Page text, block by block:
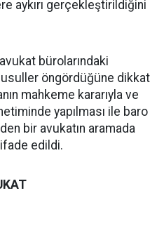
aykırı gerçekleştirildiğini
bürolarındaki
usuller öngördüğüne dikkat
mahkeme kararıyla ve
yapılması ile baro
bir avukatın aramada
edildi.